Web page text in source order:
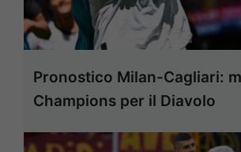
Pronostico Milan-Cagliari:
Champions per il Diavolo